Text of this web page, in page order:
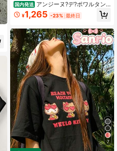
国内発送 アンジーヌ?デ?ポワルタン
Tシャツ ソフトコットン ロックバン
ド アルバムアート グラフィックプリ
ィース メンズ レディース ラウンド
ネック トップス レディース.jpg
¥1,265 -23% 最終日
7